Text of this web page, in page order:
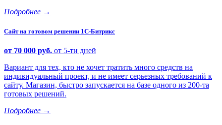
Подробнее →
Сайт на готовом решении 1С-Битрикс
от 70 000 руб. от 5-ти дней
Вариант для тех, кто не хочет тратить много средств на
индивидуальный проект, и не имеет серьезных требований к
сайту. Магазин, быстро запускается на базе одного из 200-та
готовых решений.
Подробнее →